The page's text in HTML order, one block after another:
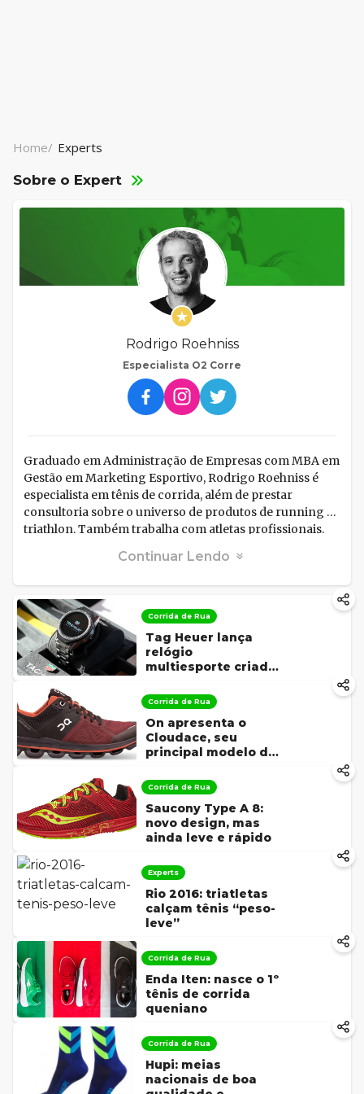
Home/ Experts
Sobre o Expert
Rodrigo Roehniss
Especialista O2 Corre
Graduado em Administração de Empresas com MBA em
Gestão em Marketing Esportivo, Rodrigo Roehniss é
especialista em tênis de corrida, além de prestar
consultoria sobre o universo de produtos de running e
triathlon. Também trabalha com atletas profissionais.
Continuar Lendo
Corrida de Rua
Tag Heuer lança
relógio
multiesporte criado
Corrida de Rua
On apresenta o
Cloudace, seu
principal modelo de
Corrida de Rua
Saucony Type A 8:
novo design, mas
ainda leve e rápido
Experts
Rio 2016: triatletas
calçam tênis “peso-
leve”
Corrida de Rua
Enda Iten: nasce o 1º
tênis de corrida
queniano
Corrida de Rua
Hupi: meias
nacionais de boa